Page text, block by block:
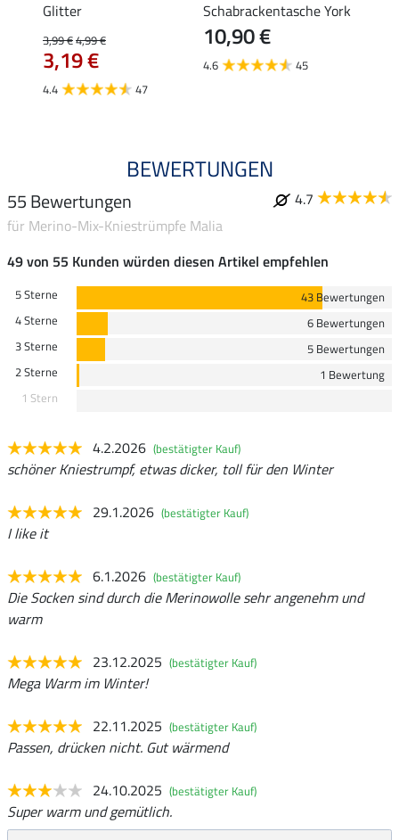
Glitter
3,99 €4,99 €
3,19 €
4.4 47
Schabrackentasche York
10,90 €
4.6 45
BEWERTUNGEN
55 Bewertungen
4.7
für Merino-Mix-Kniestrümpfe Malia
49 von 55 Kunden würden diesen Artikel empfehlen
5 Sterne
43 Bewertungen
4 Sterne
6 Bewertungen
3 Sterne
5 Bewertungen
2 Sterne
1 Bewertung
1 Stern
4.2.2026 (bestätigter Kauf)
schöner Kniestrumpf, etwas dicker, toll für den Winter
29.1.2026 (bestätigter Kauf)
I like it
6.1.2026 (bestätigter Kauf)
Die Socken sind durch die Merinowolle sehr angenehm und
warm
23.12.2025 (bestätigter Kauf)
Mega Warm im Winter!
22.11.2025 (bestätigter Kauf)
Passen, drücken nicht. Gut wärmend
24.10.2025 (bestätigter Kauf)
Super warm und gemütlich.